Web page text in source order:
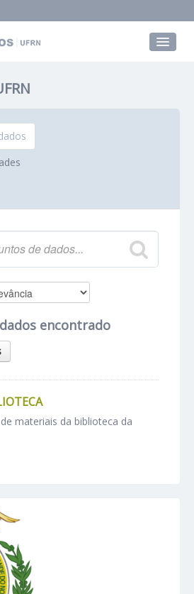
encontrado
materiais da biblioteca da